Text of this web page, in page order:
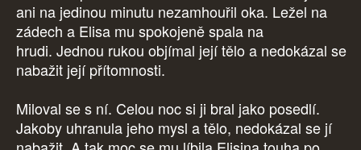
ani na jedinou minutu nezamhouřil oka. Ležel na
zádech a Elisa mu spokojeně spala na
hrudi. Jednou rukou objímal její tělo a nedokázal se
nabažit její přítomnosti.
Miloval se s ní. Celou noc si ji bral jako posedlí.
Jakoby uhranula jeho mysl a tělo, nedokázal se jí